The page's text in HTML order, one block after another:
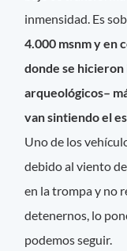
inmensidad. Es
4.000 msnm y en
donde se
arqueológicos–
van sintiendo el
Uno de los
debido al viento
en la trompa y no
detenernos, lo
podemos seguir.